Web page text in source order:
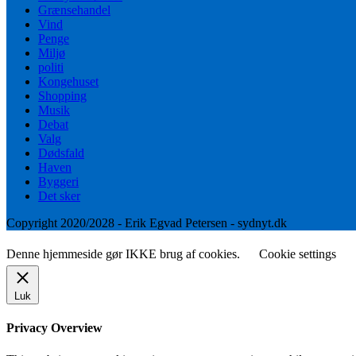
Grænsehandel
Vind
Penge
Miljø
politi
Kongehuset
Shopping
Musik
Debat
Valg
Dødsfald
Haven
Byggeri
Det sker
Copyright 2020/2028 - Erik Egvad Petersen - sydnyt.dk
Denne hjemmeside gør IKKE brug af cookies. Cookie settings
Luk
Privacy Overview